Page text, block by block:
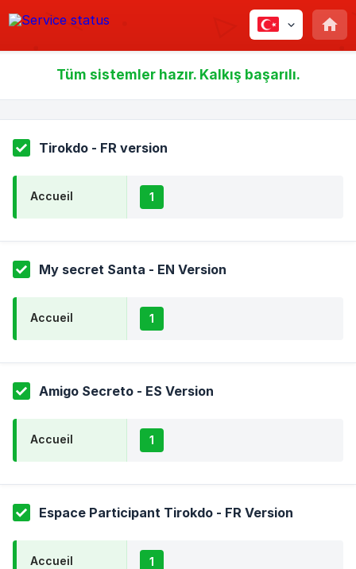
Tüm sistemler hazır. Kalkış başarılı.
Tirokdo - FR version
Accueil 1
My secret Santa - EN Version
Accueil 1
Amigo Secreto - ES Version
Accueil 1
Espace Participant Tirokdo - FR Version
Accueil 1